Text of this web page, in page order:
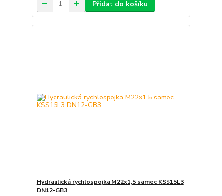
Přidat do košíku
Hydraulická rychlospojka M22x1,5 samec KSS15L3
DN12-GB3